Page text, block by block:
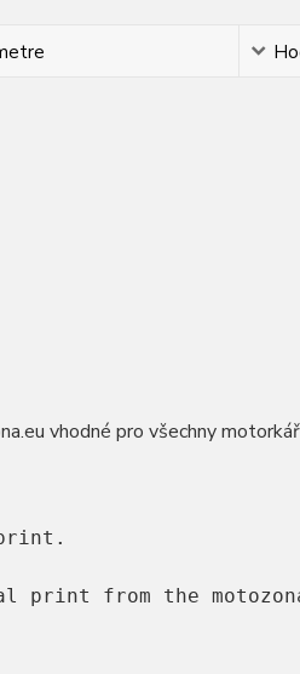
vhodné pro všechny
print from the